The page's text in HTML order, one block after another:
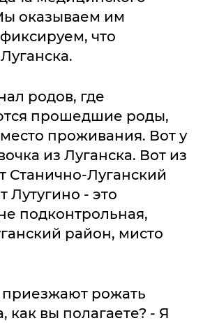
оказываем им
что
родов, где
прошедшие роды,
проживания. Вот у
из Луганска. Вот из
Станично-Луганский
Лутугино - это
подконтрольная,
район, мисто
рожать
как вы полагаете? - Я